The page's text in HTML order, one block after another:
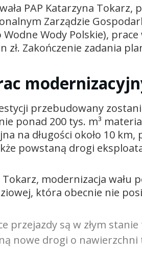
PAP Katarzyna
Zarządzie
Wody Polskie),
zł. Zakończenie zadania
przebudowany
ponad 200 tys. m³
na długości około 10
powstaną drogi
Tokarz, modernizacja
która obecnie nie
przejazdy są w złym
nowe drogi o nawierzchni